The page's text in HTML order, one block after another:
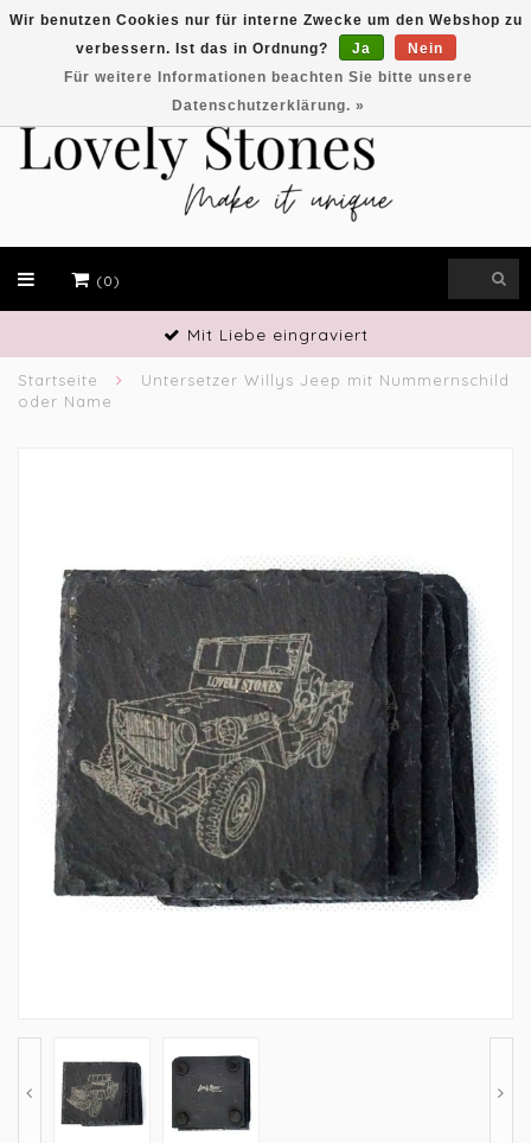
EUR
(0)
Handwerkliches Geschick
Startseite
Untersetzer Willys Jeep mit Nummernschild
oder Name
Wir benutzen Cookies nur für interne Zwecke um den Webshop zu
verbessern. Ist das in Ordnung?
Ja
Nein
Für weitere Informationen beachten Sie bitte unsere
Datenschutzerklärung. »